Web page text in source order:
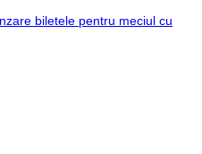
biletele pentru meciul cu